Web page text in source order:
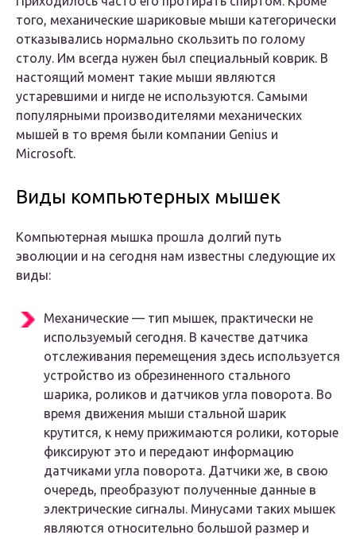
того, механические шариковые мыши категорически
отказывались нормально скользить по голому
столу. Им всегда нужен был специальный коврик. В
настоящий момент такие мыши являются
устаревшими и нигде не используются. Самыми
популярными производителями механических
мышей в то время были компании Genius и
Microsoft.
Виды компьютерных мышек
Компьютерная мышка прошла долгий путь
эволюции и на сегодня нам известны следующие их
виды:
Механические — тип мышек, практически не
используемый сегодня. В качестве датчика
отслеживания перемещения здесь используется
устройство из обрезиненного стального
шарика, роликов и датчиков угла поворота. Во
время движения мыши стальной шарик
крутится, к нему прижимаются ролики, которые
фиксируют это и передают информацию
датчиками угла поворота. Датчики же, в свою
очередь, преобразуют полученные данные в
электрические сигналы. Минусами таких мышек
являются относительно большой размер и